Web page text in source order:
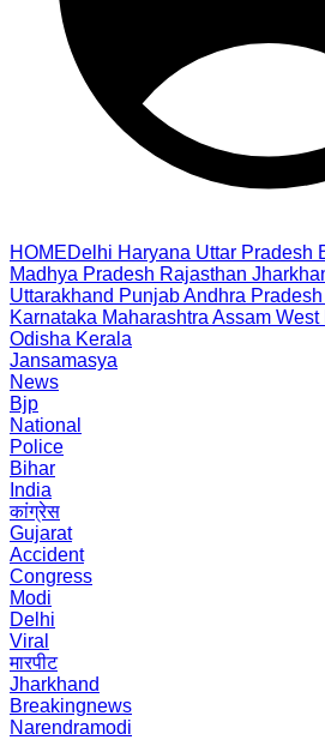
HOMEDelhi Haryana Uttar Pradesh
Madhya Pradesh Rajasthan
Uttarakhand PunjabAndhra Pradesh
Karnataka Maharashtra Assam West
Odisha Kerala
Jansamasya
News
Bjp
National
Police
Bihar
India
कांग्रेस
Gujarat
Accident
Congress
Modi
Delhi
Viral
मारपीट
Jharkhand
Breakingnews
Narendramodi